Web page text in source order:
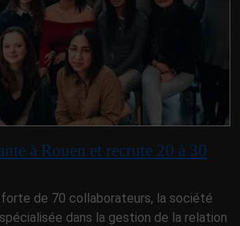
à Rouen et recrute 20 à 30
de 70 collaborateurs, la société
dans la gestion de la relation